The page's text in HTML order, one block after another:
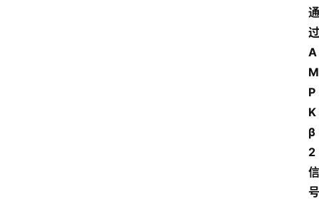
通
过
A
M
P
K
β
2
信
号